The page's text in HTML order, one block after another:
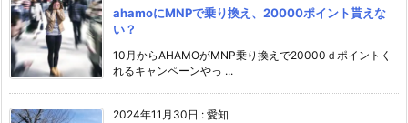
ahamoにMNPで乗り換え、20000ポイント貰えな
い？
10月からAHAMOがMNP乗り換えで20000ｄポイントく
れるキャンペーンやっ ...
2024年11月30日 : 愛知